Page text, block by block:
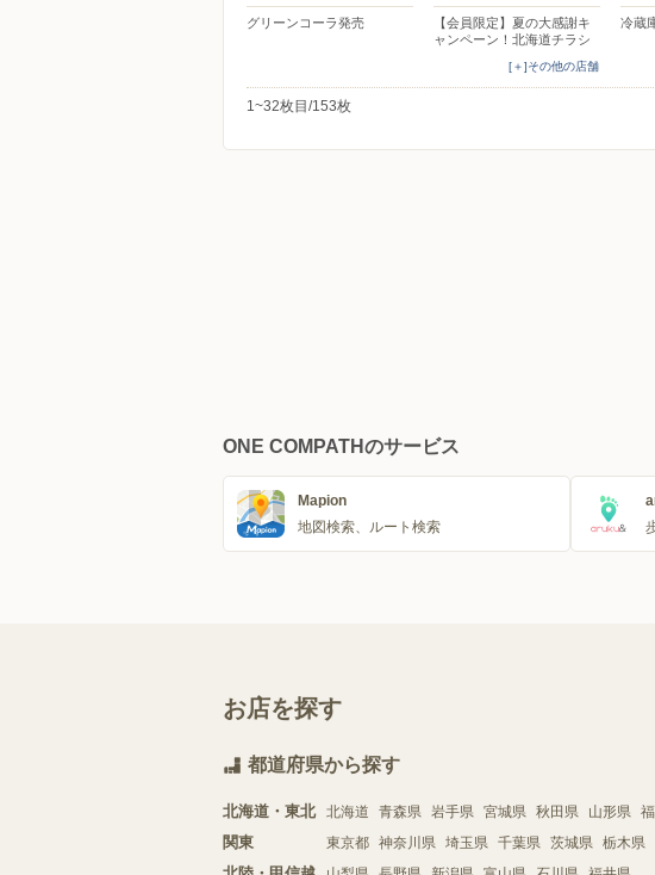
グリーンコーラ発売
【会員限定】夏の大感謝キ
ャンペーン！北海道チラシ
[＋]その他の店舗
冷蔵
1~32枚目/153枚
ONE COMPATHのサービス
Mapion
地図検索、ルート検索
お店を探す
都道府県から探す
北海道・東北 北海道 青森県 岩手県 宮城県 秋田県 山形県
関東 東京都 神奈川県 埼玉県 千葉県 茨城県 栃木県